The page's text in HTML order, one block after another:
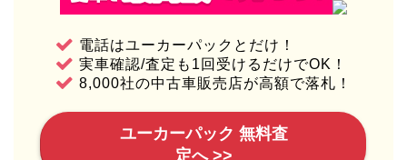
電話はユーカーパックとだけ！
実車確認/査定も1回受けるだけでOK！
8,000社の中古車販売店が高額で落札！
ユーカーパック 無料査
定へ >>